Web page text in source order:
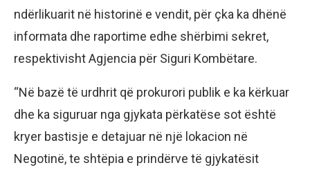
ndërlikuarit në historinë e vendit, për çka ka dhënë
informata dhe raportime edhe shërbimi sekret,
respektivisht Agjencia për Siguri Kombëtare.
“Në bazë të urdhrit që prokurori publik e ka kërkuar
dhe ka siguruar nga gjykata përkatëse sot është
kryer bastisje e detajuar në një lokacion në
Negotinë, te shtëpia e prindërve të gjykatësit